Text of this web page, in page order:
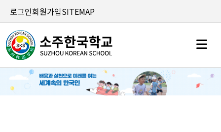
로그인회원가입SITEMAP